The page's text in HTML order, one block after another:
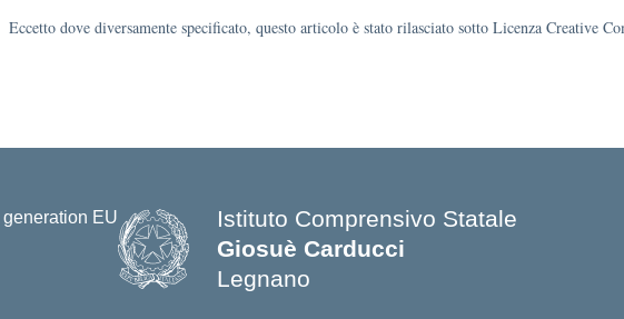
Eccetto dove diversamente specificato, questo articolo è stato rilasciato sotto Licenza Creative
Istituto Comprensivo Statale
Giosuè Carducci
Legnano